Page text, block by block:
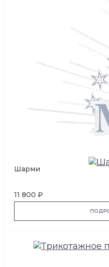
Шарми
11 800 ₽